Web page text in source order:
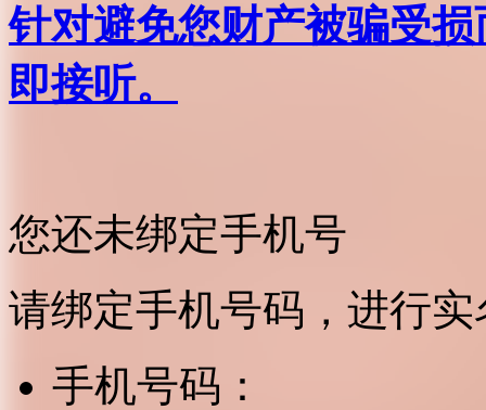
针对避免您财产被骗受
即接听。
您还未绑定手机号
请绑定手机号码，进行
手机号码：